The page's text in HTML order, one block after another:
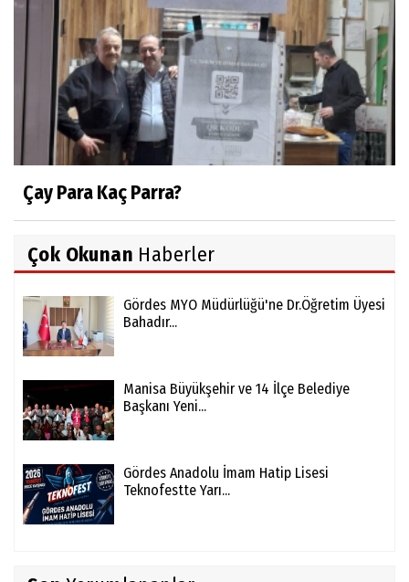
Çay Para Kaç Parra?
Çok Okunan Haberler
Gördes MYO Müdürlüğü'ne Dr.Öğretim Üyesi
Bahadır...
Manisa Büyükşehir ve 14 İlçe Belediye
Başkanı Yeni...
Gördes Anadolu İmam Hatip Lisesi
Teknofestte Yarı...